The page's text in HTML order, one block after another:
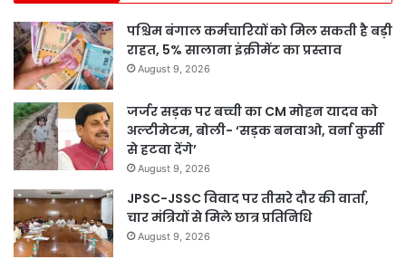
पश्चिम बंगाल कर्मचारियों को मिल सकती है बड़ी
राहत, 5% सालाना इंक्रीमेंट का प्रस्ताव
August 9, 2026
जर्जर सड़क पर बच्ची का CM मोहन यादव को
अल्टीमेटम, बोली- ‘सड़क बनवाओ, वर्ना कुर्सी
से हटवा देंगे’
August 9, 2026
JPSC-JSSC विवाद पर तीसरे दौर की वार्ता,
चार मंत्रियों से मिले छात्र प्रतिनिधि
August 9, 2026